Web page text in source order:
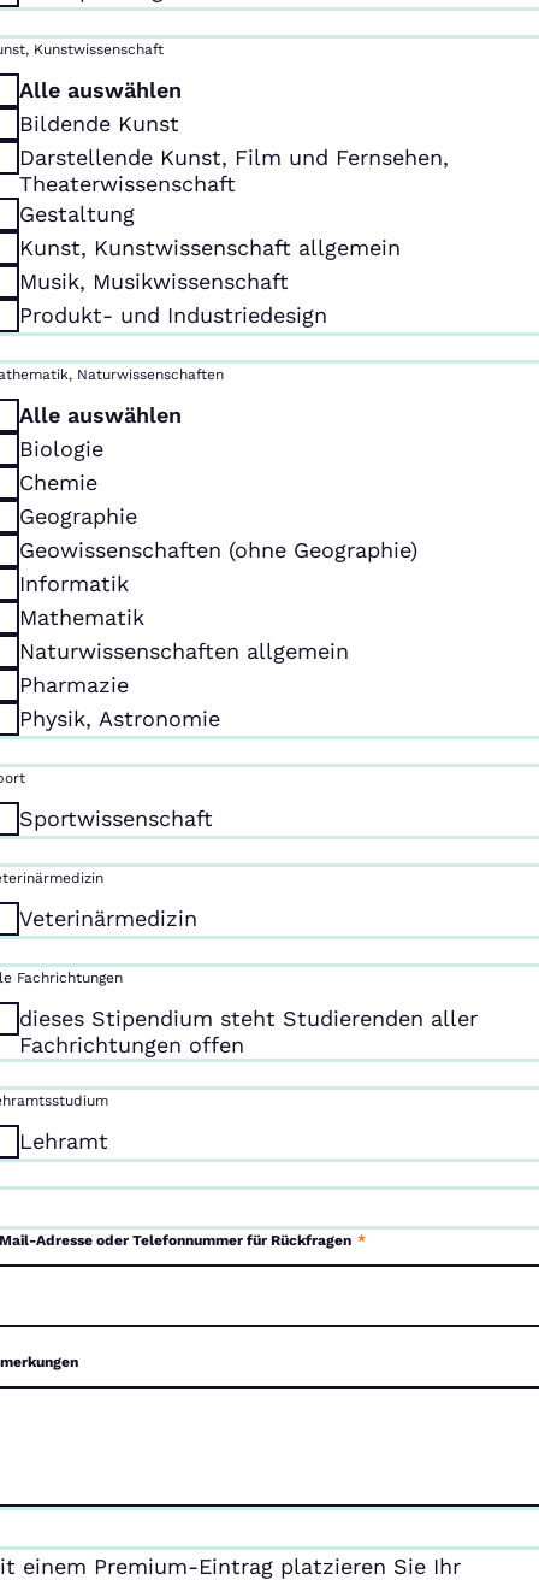
Kunstwissenschaft
Alle auswählen
Bildende Kunst
Darstellende Kunst, Film und Fernsehen,
Theaterwissenschaft
Gestaltung
Kunst, Kunstwissenschaft allgemein
Musik, Musikwissenschaft
Produkt- und Industriedesign
Naturwissenschaften
Alle auswählen
Biologie
Chemie
Geographie
Geowissenschaften (ohne Geographie)
Informatik
Mathematik
Naturwissenschaften allgemein
Pharmazie
Physik, Astronomie
Sportwissenschaft
Veterinärmedizin
Fachrichtungen
dieses Stipendium steht Studierenden aller
Fachrichtungen offen
Lehramt
Adresse oder Telefonnummer für Rückfragen *
einem Premium-Eintrag platzieren Sie Ihr